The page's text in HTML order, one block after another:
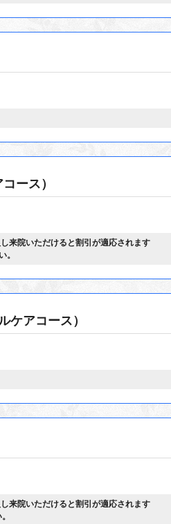
ース）
来院いただけると割引が適応されます
。
ケアコース）
来院いただけると割引が適応されます